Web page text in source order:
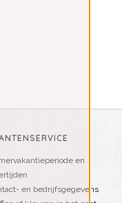
en
en bedrijfsgegevens